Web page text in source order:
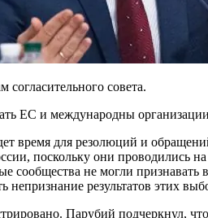
совета.
ЕС и международны
время для резолюций и
поскольку они
сообщества не могли
непризнание результатов этих
Парубий подчеркнул,